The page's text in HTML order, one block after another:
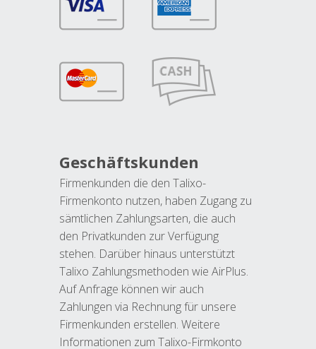
Geschäftskunden
Firmenkunden die den Talixo-
Firmenkonto nutzen, haben Zugang zu
sämtlichen Zahlungsarten, die auch
den Privatkunden zur Verfügung
stehen. Darüber hinaus unterstützt
Talixo Zahlungsmethoden wie AirPlus.
Auf Anfrage können wir auch
Zahlungen via Rechnung für unsere
Firmenkunden erstellen. Weitere
Informationen zum Talixo-Firmkonto